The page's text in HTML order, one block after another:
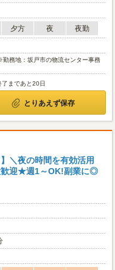
夕方 夜
夜勤
務地：坂戸市の物流センター事務
了まであと20日
とりあえず保存
＼夜の時間を有効活用
歓迎★週1～OK!副業に◎